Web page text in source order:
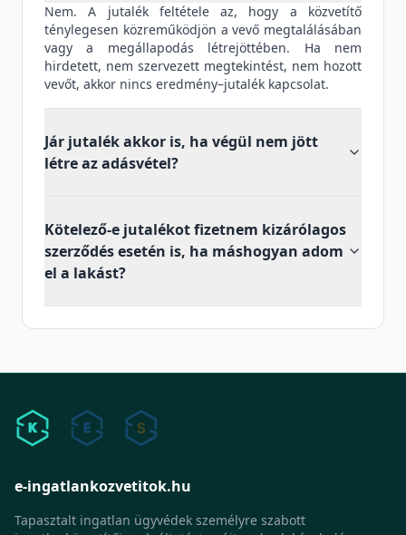
Nem. A jutalék feltétele az, hogy a közvetítő
ténylegesen közreműködjön a vevő megtalálásában
vagy a megállapodás létrejöttében. Ha nem
hirdetett, nem szervezett megtekintést, nem hozott
vevőt, akkor nincs eredmény–jutalék kapcsolat.
Jár jutalék akkor is, ha végül nem jött
létre az adásvétel?
Kötelező-e jutalékot fizetnem kizárólagos
szerződés esetén is, ha máshogyan adom
el a lakást?
e-ingatlankozvetitok.hu
Tapasztalt ingatlan ügyvédek személyre szabott